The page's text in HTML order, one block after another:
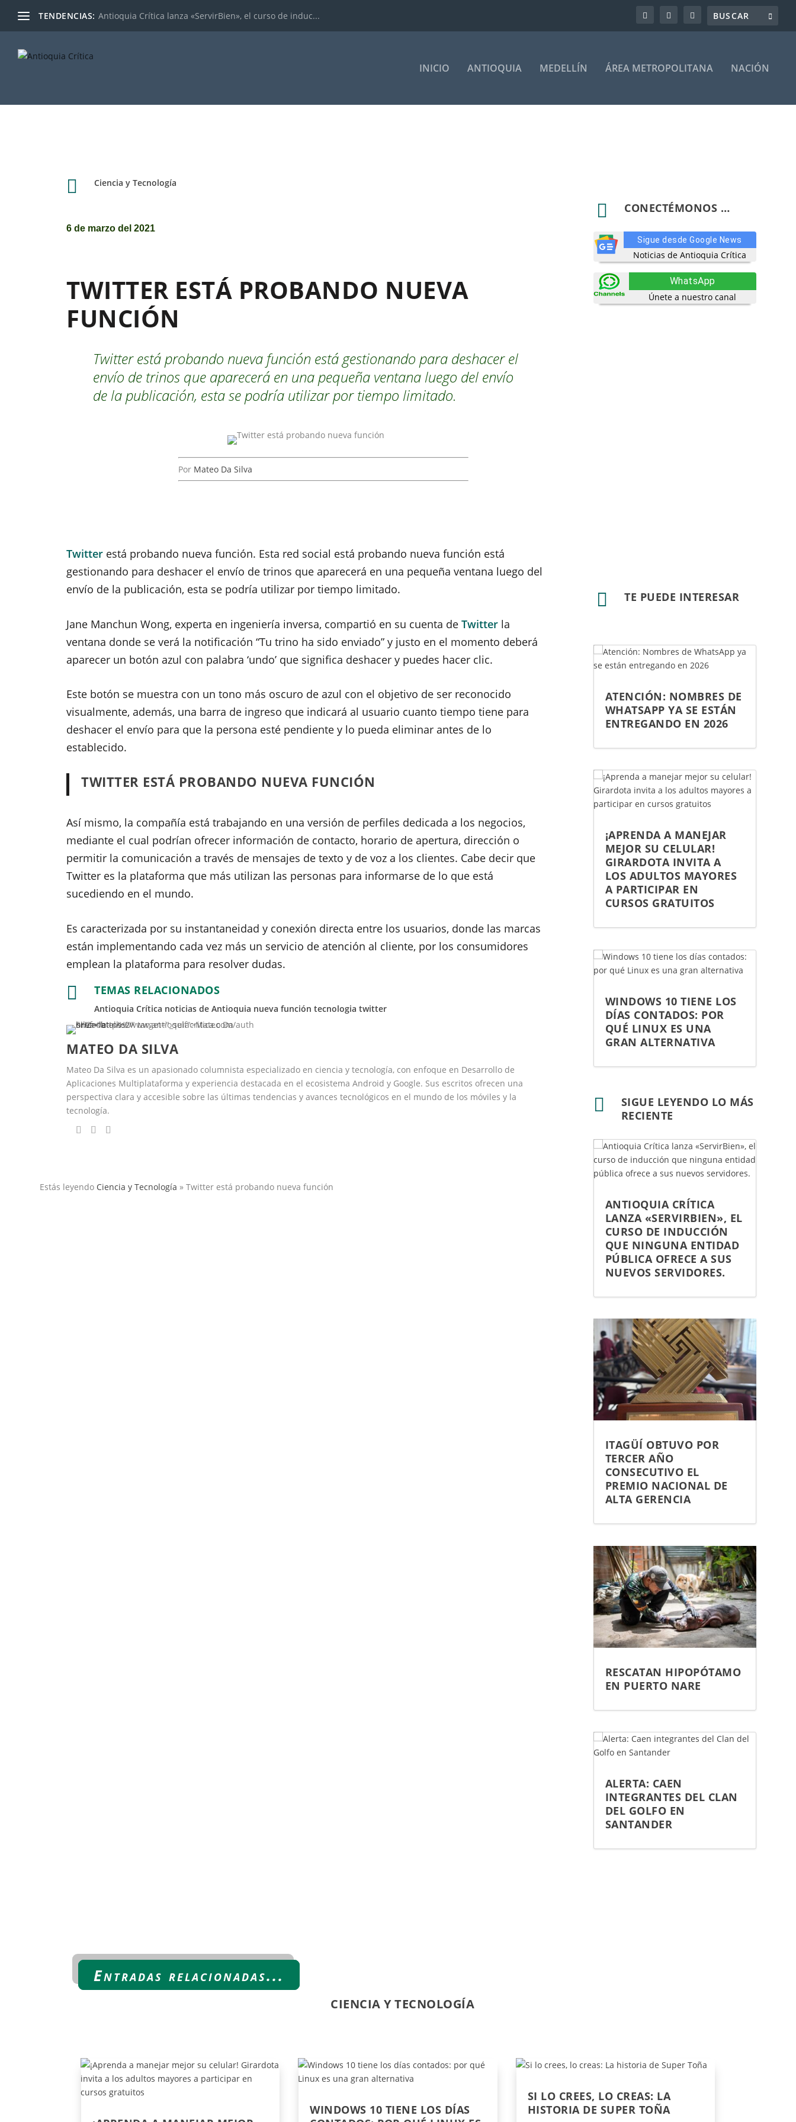
TENDENCIAS: Antioquia Crítica lanza «ServirBien», el curso de induc...
INICIO ANTIOQUIA MEDELLÍN ÁREA METROPOLITANA NACIÓN
 Ciencia y Tecnología
6 de marzo del 2021
TWITTER ESTÁ PROBANDO NUEVA
FUNCIÓN
Twitter está probando nueva función está gestionando para deshacer el
envío de trinos que aparecerá en una pequeña ventana luego del envío
de la publicación, esta se podría utilizar por tiempo limitado.
Por Mateo Da Silva
Twitter está probando nueva función. Esta red social está probando nueva función está
gestionando para deshacer el envío de trinos que aparecerá en una pequeña ventana luego del
envío de la publicación, esta se podría utilizar por tiempo limitado.
Jane Manchun Wong, experta en ingeniería inversa, compartió en su cuenta deTwitter la
ventana donde se verá la notificación “Tu trino ha sido enviado” y justo en el momento deberá
aparecer un botón azul con palabra ‘undo’ que significa deshacer y puedes hacer clic.
Este botón se muestra con un tono más oscuro de azul con el objetivo de ser reconocido
visualmente, además, una barra de ingreso que indicará al usuario cuanto tiempo tiene para
deshacer el envío para que la persona esté pendiente y lo pueda eliminar antes de lo
establecido.
TWITTER ESTÁ PROBANDO NUEVA FUNCIÓN
Así mismo, la compañía está trabajando en una versión de perfiles dedicada a los negocios,
mediante el cual podrían ofrecer información de contacto, horario de apertura, dirección o
permitir la comunicación a través de mensajes de texto y de voz a los clientes. Cabe decir que
Twitter es la plataforma que más utilizan las personas para informarse de lo que está
sucediendo en el mundo.
Es caracterizada por su instantaneidad y conexión directa entre los usuarios, donde las marcas
están implementando cada vez más un servicio de atención al cliente, por los consumidores
emplean la plataforma para resolver dudas.
 TEMAS RELACIONADOS
Antioquia Crítica noticias de Antioquia nueva función tecnologia twitter
MATEO DA SILVA
Mateo Da Silva es un apasionado columnista especializado en ciencia y tecnología, con enfoque en Desarrollo de
Aplicaciones Multiplataforma y experiencia destacada en el ecosistema Android y Google. Sus escritos ofrecen una
perspectiva clara y accesible sobre las últimas tendencias y avances tecnológicos en el mundo de los móviles y la
tecnología.
Estás leyendo Ciencia y Tecnología »Twitter está probando nueva función
 CONECTÉMONOS …
Sigue desde Google News
Noticias de Antioquia Crítica
WhatsApp
Únete a nuestro canal
 TE PUEDE INTERESAR
ATENCIÓN: NOMBRES DE
WHATSAPP YA SE ESTÁN
ENTREGANDO EN 2026
¡APRENDA A MANEJAR
MEJOR SU CELULAR!
GIRARDOTA INVITA A
LOS ADULTOS MAYORES
A PARTICIPAR EN
CURSOS GRATUITOS
WINDOWS 10 TIENE LOS
DÍAS CONTADOS: POR
QUÉ LINUX ES UNA
GRAN ALTERNATIVA

SIGUE LEYENDO LO MÁS
RECIENTE
ANTIOQUIA CRÍTICA
LANZA «SERVIRBIEN», EL
CURSO DE INDUCCIÓN
QUE NINGUNA ENTIDAD
PÚBLICA OFRECE A SUS
NUEVOS SERVIDORES.
ITAGÜÍ OBTUVO POR
TERCER AÑO
CONSECUTIVO EL
PREMIO NACIONAL DE
ALTA GERENCIA
RESCATAN HIPOPÓTAMO
EN PUERTO NARE
ALERTA: CAEN
INTEGRANTES DEL CLAN
DEL GOLFO EN
SANTANDER
Entradas relacionadas...
CIENCIA Y TECNOLOGÍA
WINDOWS 10 TIENE LOS DÍAS
SI LO CREES, LO CREAS: LA
HISTORIA DE SUPER TOÑA